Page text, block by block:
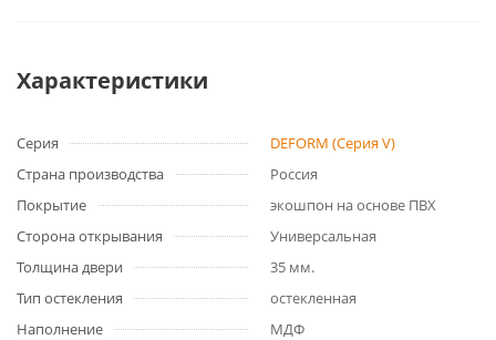
Характеристики
Серия
DEFORM (Серия V)
Страна производства
Россия
Покрытие
экошпон на основе ПВХ
Сторона открывания
Универсальная
Толщина двери
35 мм.
Тип остекления
остекленная
Наполнение
МДФ